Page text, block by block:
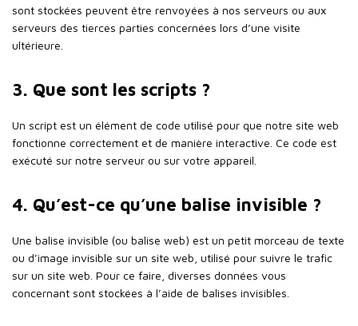
sont stockées peuvent être renvoyées à nos serveurs ou aux
serveurs des tierces parties concernées lors d’une visite
ultérieure.
3. Que sont les scripts ?
Un script est un élément de code utilisé pour que notre site web
fonctionne correctement et de manière interactive. Ce code est
exécuté sur notre serveur ou sur votre appareil.
4. Qu’est-ce qu’une balise invisible ?
Une balise invisible (ou balise web) est un petit morceau de texte
ou d’image invisible sur un site web, utilisé pour suivre le trafic
sur un site web. Pour ce faire, diverses données vous
concernant sont stockées à l’aide de balises invisibles.